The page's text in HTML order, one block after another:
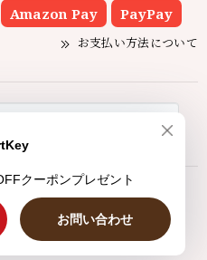
Amazon Pay PayPay
お支払い方法について